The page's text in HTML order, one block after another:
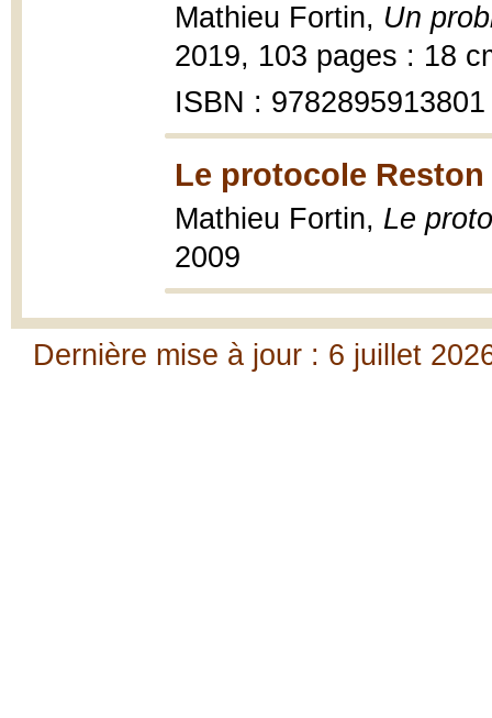
Mathieu Fortin, Un
2019, 103 pages : 18
ISBN : 9782895913801
Le protocole Reston
Mathieu Fortin, Le
2009
Dernière mise à jour : 6 juillet